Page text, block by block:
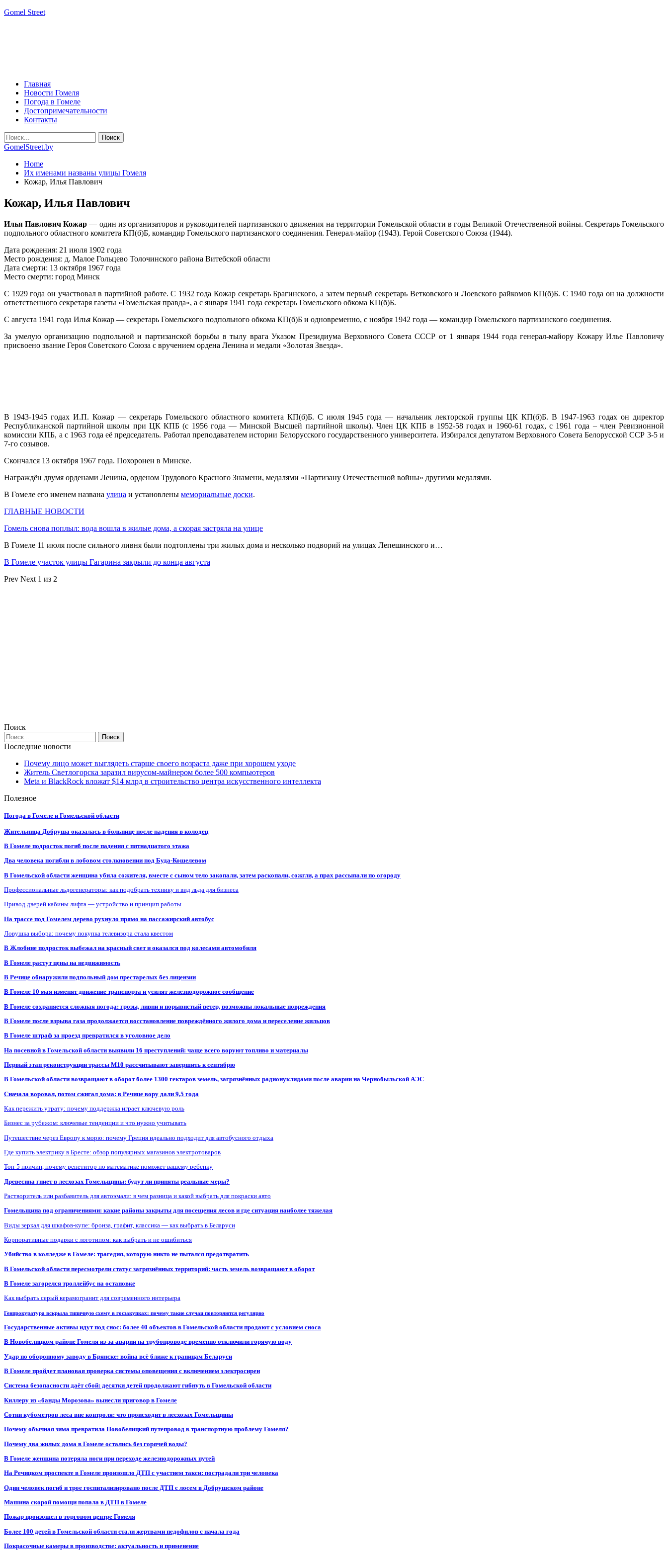
Gomel Street
Главная
Новости Гомеля
Погода в Гомеле
Достопримечательности
Контакты
GomelStreet.by
Home
Их именами названы улицы Гомеля
Кожар, Илья Павлович
Кожар, Илья Павлович
Илья Павлович Кожар — один из организаторов и руководителей партизанского движения на территории Гомельской области в годы Великой Отечественной войны. Секретарь Гомельского
подпольного областного комитета КП(б)Б, командир Гомельского партизанского соединения. Генерал-майор (1943). Герой Советского Союза (1944).
Дата рождения: 21 июля 1902 года
Место рождения: д. Малое Гольцево Толочинского района Витебской области
Дата смерти: 13 октября 1967 года
Место смерти: город Минск
С 1929 года он участвовал в партийной работе. С 1932 года Кожар секретарь Брагинского, а затем первый секретарь Ветковского и Лоевского райкомов КП(б)Б. С 1940 года он на должности
ответственного секретаря газеты «Гомельская правда», а с января 1941 года секретарь Гомельского обкома КП(б)Б.
С августа 1941 года Илья Кожар — секретарь Гомельского подпольного обкома КП(б)Б и одновременно, с ноября 1942 года — командир Гомельского партизанского соединения.
За умелую организацию подпольной и партизанской борьбы в тылу врага Указом Президиума Верховного Совета СССР от 1 января 1944 года генерал-майору Кожару Илье Павловичу
присвоено звание Героя Советского Союза с вручением ордена Ленина и медали «Золотая Звезда».
В 1943-1945 годах И.П. Кожар — секретарь Гомельского областного комитета КП(б)Б. С июля 1945 года — начальник лекторской группы ЦК КП(б)Б. В 1947-1963 годах он директор
Республиканской партийной школы при ЦК КПБ (с 1956 года — Минской Высшей партийной школы). Член ЦК КПБ в 1952-58 годах и 1960-61 годах, с 1961 года – член Ревизионной
комиссии КПБ, а с 1963 года её председатель. Работал преподавателем истории Белорусского государственного университета. Избирался депутатом Верховного Совета Белорусской ССР 3-5 и
7-го созывов.
Скончался 13 октября 1967 года. Похоронен в Минске.
Награждён двумя орденами Ленина, орденом Трудового Красного Знамени, медалями «Партизану Отечественной войны» другими медалями.
В Гомеле его именем названа улица и установлены мемориальные доски.
ГЛАВНЫЕ НОВОСТИ
Гомель снова поплыл: вода вошла в жилые дома, а скорая застряла на улице
В Гомеле 11 июля после сильного ливня были подтоплены три жилых дома и несколько подворий на улицах Лепешинского и…
В Гомеле участок улицы Гагарина закрыли до конца августа
Prev Next 1 из 2
Поиск
Последние новости
Почему лицо может выглядеть старше своего возраста даже при хорошем уходе
Житель Светлогорска заразил вирусом-майнером более 500 компьютеров
Meta и BlackRock вложат $14 млрд в строительство центра искусственного интеллекта
Полезное
Погода в Гомеле и Гомельской области
Жительница Добруша оказалась в больнице после падения в колодец
В Гомеле подросток погиб после падения с пятнадцатого этажа
Два человека погибли в лобовом столкновении под Буда-Кошелевом
В Гомельской области женщина убила сожителя, вместе с сыном тело закопали, затем раскопали, сожгли, а прах рассыпали по огороду
Профессиональные льдогенераторы: как подобрать технику и вид льда для бизнеса
Привод дверей кабины лифта — устройство и принцип работы
На трассе под Гомелем дерево рухнуло прямо на пассажирский автобус
Ловушка выбора: почему покупка телевизора стала квестом
В Жлобине подросток выбежал на красный свет и оказался под колесами автомобиля
В Гомеле растут цены на недвижимость
В Речице обнаружили подпольный дом престарелых без лицензии
В Гомеле 10 мая изменят движение транспорта и усилят железнодорожное сообщение
В Гомеле сохраняется сложная погода: грозы, ливни и порывистый ветер, возможны локальные повреждения
В Гомеле после взрыва газа продолжается восстановление повреждённого жилого дома и переселение жильцов
В Гомеле штраф за проезд превратился в уголовное дело
На посевной в Гомельской области выявили 16 преступлений: чаще всего воруют топливо и материалы
Первый этап реконструкции трассы М10 рассчитывают завершить к сентябрю
В Гомельской области возвращают в оборот более 1300 гектаров земель, загрязнённых радионуклидами после аварии на Чернобыльской АЭС
Сначала воровал, потом сжигал дома: в Речице вору дали 9,5 года
Как пережить утрату: почему поддержка играет ключевую роль
Бизнес за рубежом: ключевые тенденции и что нужно учитывать
Путешествие через Европу к морю: почему Греция идеально подходит для автобусного отдыха
Где купить электрику в Бресте: обзор популярных магазинов электротоваров
Топ-5 причин, почему репетитор по математике поможет вашему ребенку
Древесина гниет в лесхозах Гомельщины: будут ли приняты реальные меры?
Растворитель или разбавитель для автоэмали: в чем разница и какой выбрать для покраски авто
Гомельщина под ограничениями: какие районы закрыты для посещения лесов и где ситуация наиболее тяжелая
Виды зеркал для шкафов-купе: бронза, графит, классика — как выбрать в Беларуси
Корпоративные подарки с логотипом: как выбрать и не ошибиться
Убийство в колледже в Гомеле: трагедия, которую никто не пытался предотвратить
В Гомельской области пересмотрели статус загрязнённых территорий: часть земель возвращают в оборот
В Гомеле загорелся троллейбус на остановке
Как выбрать серый керамогранит для современного интерьера
Генпрокуратура вскрыла типичную схему в госзакупках: почему такие случаи повторяются регулярно
Государственные активы идут под снос: более 40 объектов в Гомельской области продают с условием сноса
В Новобелицком районе Гомеля из-за аварии на трубопроводе временно отключили горячую воду
Удар по оборонному заводу в Брянске: война всё ближе к границам Беларуси
В Гомеле пройдет плановая проверка системы оповещения с включением электросирен
Система безопасности даёт сбой: десятки детей продолжают гибнуть в Гомельской области
Киллеру из «банды Морозова» вынесли приговор в Гомеле
Сотни кубометров леса вне контроля: что происходит в лесхозах Гомельщины
Почему обычная зима превратила Новобелицкий путепровод в транспортную проблему Гомеля?
Почему два жилых дома в Гомеле остались без горячей воды?
В Гомеле женщина потеряла ноги при переходе железнодорожных путей
На Речицком проспекте в Гомеле произошло ДТП с участием такси: пострадали три человека
Один человек погиб и трое госпитализировано после ДТП с лосем в Добрушском районе
Машина скорой помощи попала в ДТП в Гомеле
Пожар произошел в торговом центре Гомеля
Более 100 детей в Гомельской области стали жертвами педофилов с начала года
Покрасочные камеры в производстве: актуальность и применение